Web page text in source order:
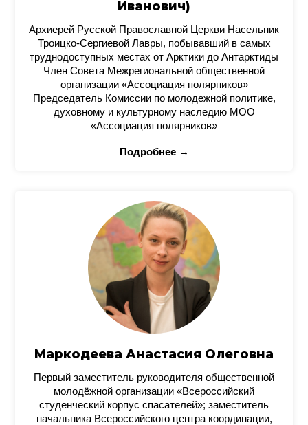
Иванович)
Архиерей Русской Православной Церкви Насельник
Троицко-Сергиевой Лавры, побывавший в самых
труднодоступных местах от Арктики до Антарктиды
Член Совета Межрегиональной общественной
организации «Ассоциация полярников»
Председатель Комиссии по молодежной политике,
духовному и культурному наследию МОО
«Ассоциация полярников»
Подробнее →
Маркодеева Анастасия Олеговна
Первый заместитель руководителя общественной
молодёжной организации «Всероссийский
студенческий корпус спасателей»; заместитель
начальника Всероссийского центра координации,